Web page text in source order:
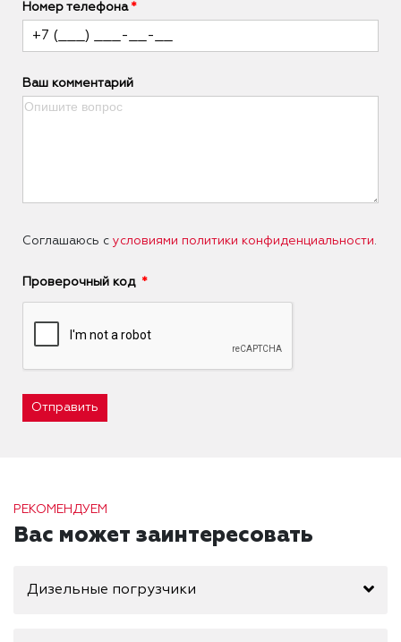
Номер телефона
Ваш комментарий
Соглашаюсь с условиями политики конфиденциальности.
Проверочный код
Отправить
РЕКОМЕНДУЕМ
Вас может заинтересовать
Дизельные погрузчики